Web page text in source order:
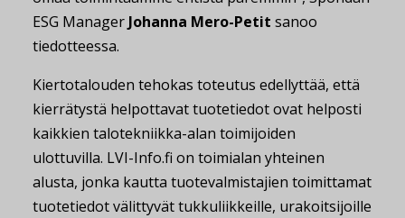
ESG Manager Johanna Mero-Petit sanoo
tiedotteessa.
Kiertotalouden tehokas toteutus edellyttää, että
kierrätystä helpottavat tuotetiedot ovat helposti
kaikkien talotekniikka-alan toimijoiden
ulottuvilla. LVI-Info.fi on toimialan yhteinen
alusta, jonka kautta tuotevalmistajien toimittamat
tuotetiedot välittyvät tukkuliikkeille, urakoitsijoille